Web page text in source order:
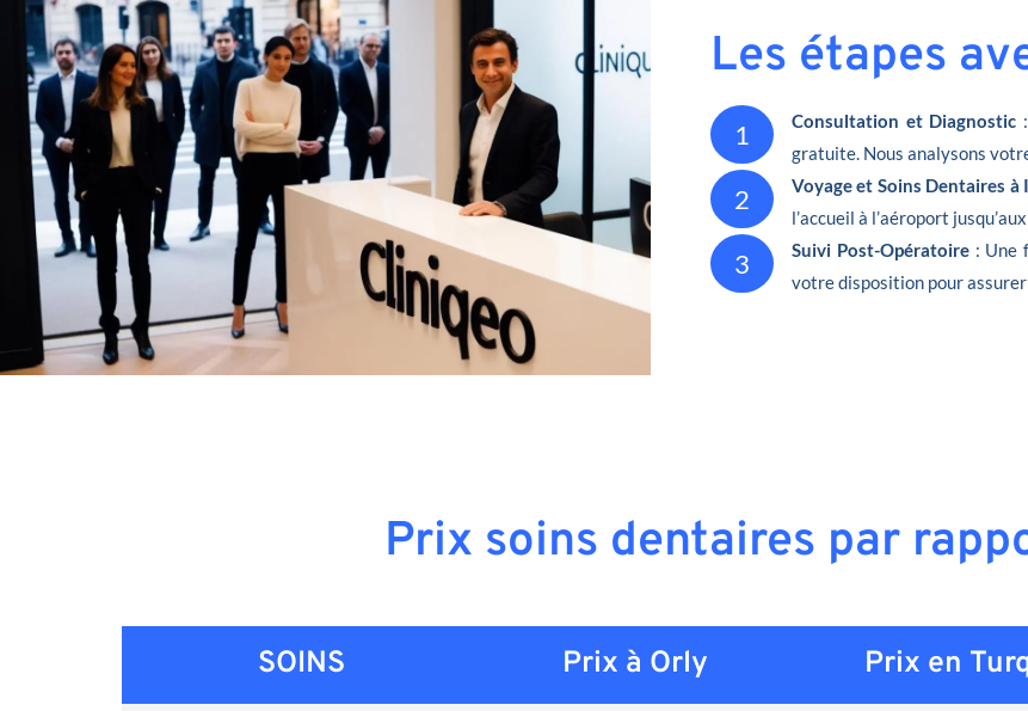
Les étapes
1 Consultation et Diagnostic
gratuite. Nous analysons
2 Voyage et Soins Dentaires à
l’accueil à l’aéroport
3 Suivi Post-Opératoire : Une
votre disposition pour
Prix soins dentaires par
SOINS Prix à Orly Prix en